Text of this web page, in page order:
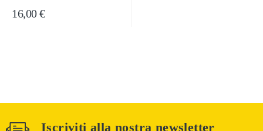
16,00 €
Iscriviti alla nostra newsletter